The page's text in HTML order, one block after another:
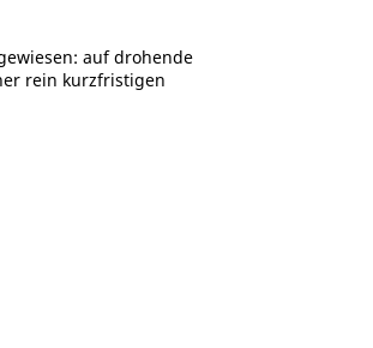
auf drohende
rein kurzfristigen